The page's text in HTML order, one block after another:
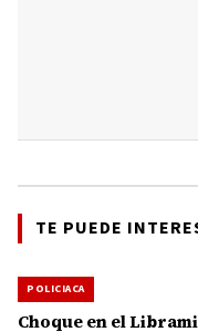
TE PUEDE
POLICIACA
Choque en el